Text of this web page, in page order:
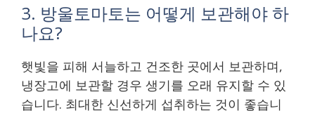
3. 방울토마토는 어떻게 보관해야 하
나요?
햇빛을 피해 서늘하고 건조한 곳에서 보관하며,
냉장고에 보관할 경우 생기를 오래 유지할 수 있
습니다. 최대한 신선하게 섭취하는 것이 좋습니